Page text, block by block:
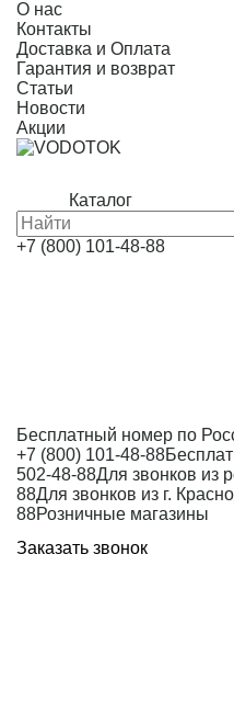
О нас
Контакты
Доставка и Оплата
Гарантия и возврат
Статьи
Новости
Акции
Каталог
+7 (800) 101-48-88
Бесплатный номер по
+7 (800) 101-48-88
502-48-88Для звонков из
88Для звонков из г.
88Розничные магазины
Заказать звонок